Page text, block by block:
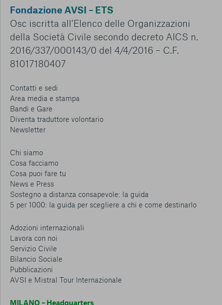
Fondazione AVSI – ETS
Osc iscritta all’Elenco delle Organizzazioni
della Società Civile secondo decreto AICS n.
2016/337/000143/0 del 4/4/2016 – C.F.
81017180407
Contatti e sedi
Area media e stampa
Bandi e Gare
Diventa traduttore volontario
Newsletter
Chi siamo
Cosa facciamo
Cosa puoi fare tu
News e Press
Sostegno a distanza consapevole: la guida
5 per 1000: la guida per scegliere a chi e come destinarlo
Adozioni internazionali
Lavora con noi
Servizio Civile
Bilancio Sociale
Pubblicazioni
AVSI e Mistral Tour Internazionale
MILANO – Headquarters